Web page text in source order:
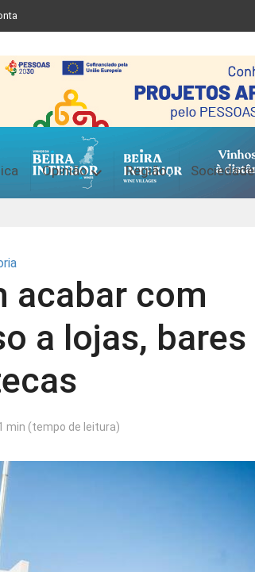
Opinião Região Sociedade
acabar com
a lojas, bares
min (tempo de leitura)